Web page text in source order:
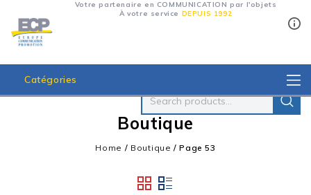
Votre partenaire en COMMUNICATION par l'objets
À votre service DEPUIS 1992
Catégories
Boutique
Home / Boutique /Page 53